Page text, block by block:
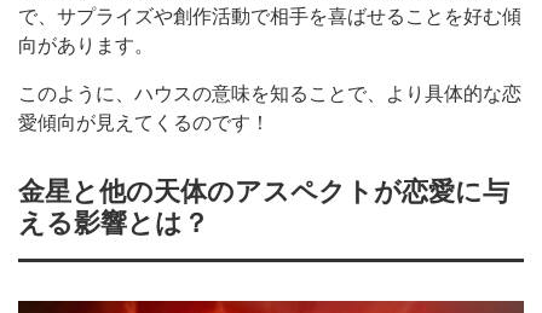
で、サプライズや創作活動で相手を喜ばせることを好む傾
向があります。
このように、ハウスの意味を知ることで、より具体的な恋
愛傾向が見えてくるのです！
金星と他の天体のアスペクトが恋愛に与
える影響とは？